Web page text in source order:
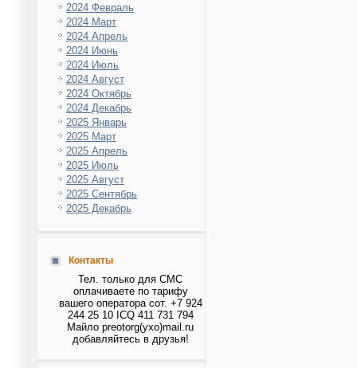
2024 Февраль
2024 Март
2024 Апрель
2024 Июнь
2024 Июль
2024 Август
2024 Октябрь
2024 Декабрь
2025 Январь
2025 Март
2025 Апрель
2025 Июль
2025 Август
2025 Сентябрь
2025 Декабрь
Контакты
Тел. только для СМС
оплачиваете по тарифу
вашего оператора сот. +7 924
244 25 10 ICQ 411 731 794
Майло preotorg(ухо)mail.ru
добавляйтесь в друзья!